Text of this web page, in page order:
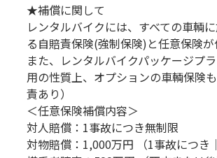
★補償に関して
レンタルバイクには、すべての車輌
る自賠責保険(強制保険)と任意保険が
また、レンタルバイクパッケージプ
用の性質上、オプションの車輌保険
責あり）
＜任意保険補償内容＞
対人賠償：1事故につき無制限
対物賠償：1,000万円 （1事故につき